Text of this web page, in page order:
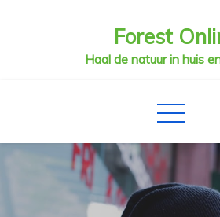
Forest
Haal de natuur in huis